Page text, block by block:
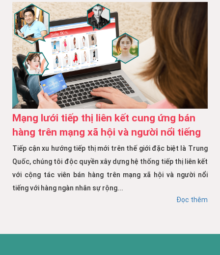
Mạng lưới tiếp thị liên kết cung ứng bán
hàng trên mạng xã hội và người nổi tiếng
Tiếp cận xu hướng tiếp thị mới trên thế giới đặc biệt là Trung
Quốc, chúng tôi độc quyền xây dựng hệ thống tiếp thị liên kết
với cộng tác viên bán hàng trên mạng xã hội và người nổi
tiếng với hàng ngàn nhân sự rộng...
Đọc thêm